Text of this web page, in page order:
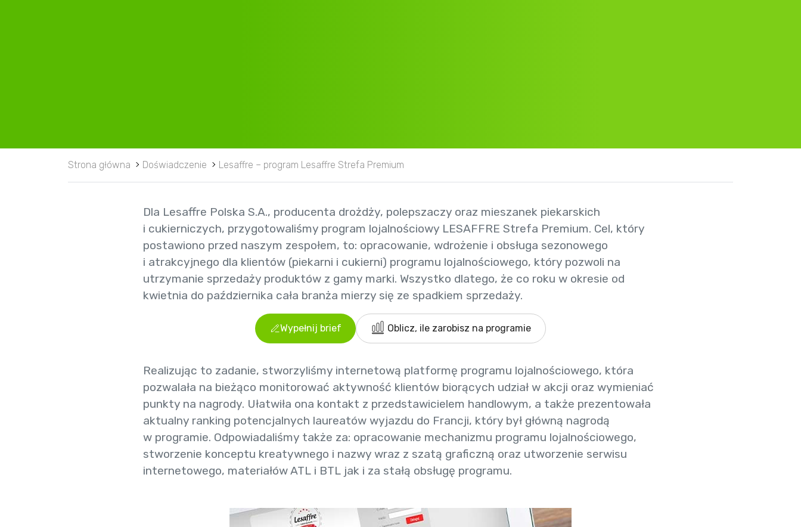
Strona główna Doświadczenie Lesaffre – program Lesaffre Strefa Premium
Dla Lesaffre Polska S.A., producenta drożdży, polepszaczy oraz mieszanek piekarskich
i cukierniczych, przygotowaliśmy program lojalnościowy LESAFFRE Strefa Premium. Cel, który
postawiono przed naszym zespołem, to: opracowanie, wdrożenie i obsługa sezonowego
i atrakcyjnego dla klientów (piekarni i cukierni) programu lojalnościowego, który pozwoli na
utrzymanie sprzedaży produktów z gamy marki. Wszystko dlatego, że co roku w okresie od
kwietnia do października cała branża mierzy się ze spadkiem sprzedaży.
Wypełnij brief Oblicz, ile zarobisz na programie
Realizując to zadanie, stworzyliśmy internetową platformę programu lojalnościowego, która
pozwalała na bieżąco monitorować aktywność klientów biorących udział w akcji oraz wymieniać
punkty na nagrody. Ułatwiła ona kontakt z przedstawicielem handlowym, a także prezentowała
aktualny ranking potencjalnych laureatów wyjazdu do Francji, który był główną nagrodą
w programie. Odpowiadaliśmy także za: opracowanie mechanizmu programu lojalnościowego,
stworzenie konceptu kreatywnego i nazwy wraz z szatą graficzną oraz utworzenie serwisu
internetowego, materiałów ATL i BTL jak i za stałą obsługę programu.